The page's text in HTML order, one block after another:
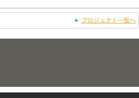
プロジェクト一覧へ